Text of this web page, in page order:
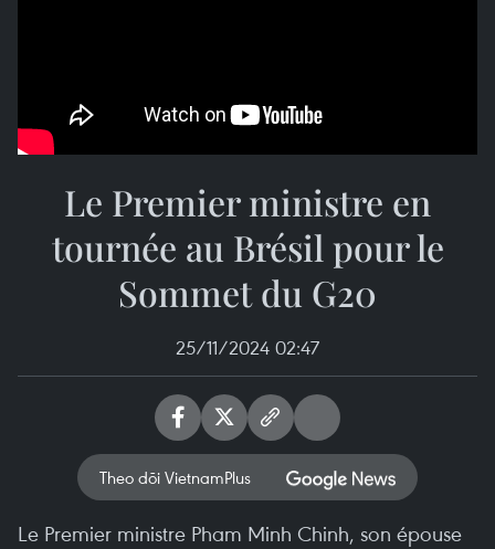
Le Premier ministre en
tournée au Brésil pour le
Sommet du G20
25/11/2024 02:47
Theo dõi VietnamPlus
Le Premier ministre Pham Minh Chinh, son épouse